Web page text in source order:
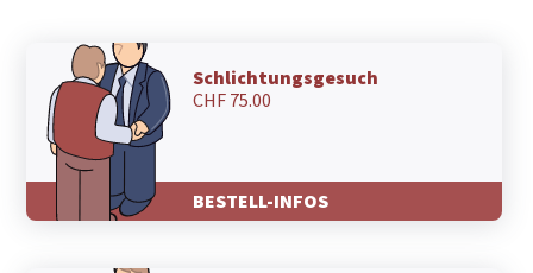
2926 Boncourt
2925 Buix
2924 Montignez
2923 Courtemaîche
2922 Courchavon
2916 Fahy
2915 Bure
Schlichtungsgesuch
CHF 75.00
BESTELL-INFOS